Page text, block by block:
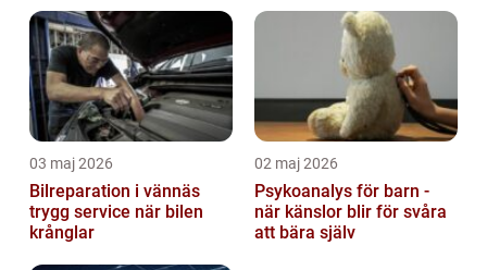
03 maj 2026
Bilreparation i vännäs
trygg service när bilen
krånglar
02 maj 2026
Psykoanalys för barn -
när känslor blir för svåra
att bära själv